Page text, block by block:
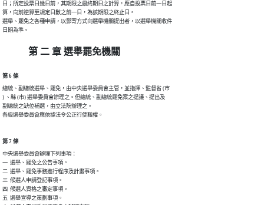
日；所定投票日幾日前，其期限之最終期日之計算，應自投票日前一日起
算，向前逆算至規定日數之前一日，為該期限之終止日。
選舉、罷免之各種申請，以郵寄方式向選舉機關提出者，以選舉機關收件
日期為準。
第 二 章 選舉罷免機關
第 6 條
總統、副總統選舉、罷免，由中央選舉委員會主管，並指揮、監督省 (市
) 、縣 (市) 選舉委員會辦理之。但總統、副總統罷免案之提議、提出及
副總統之缺位補選，由立法院辦理之。
各級選舉委員會應依據法令公正行使職權。
第 7 條
中央選舉委員會辦理下列事項：
一  選舉、罷免之公告事項。
二  選舉、罷免事務進行程序及計畫事項。
三  候選人申請登記事項。
四  候選人資格之審定事項。
五  選舉宣導之策劃事項。